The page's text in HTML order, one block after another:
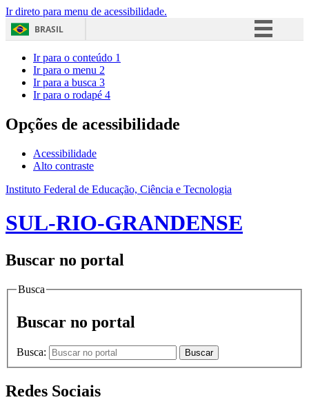
Ir direto para menu de acessibilidade.
BRASIL
Acesso à informação
Ir para o conteúdo 1
Ir para o menu 2
Ir para a busca 3
Ir para o rodapé 4
Opções de acessibilidade
Acessibilidade
Alto contraste
Instituto Federal de Educação, Ciência e Tecnologia
SUL-RIO-GRANDENSE
Buscar no portal
Busca
Buscar no portal
Busca: Buscar
Redes Sociais